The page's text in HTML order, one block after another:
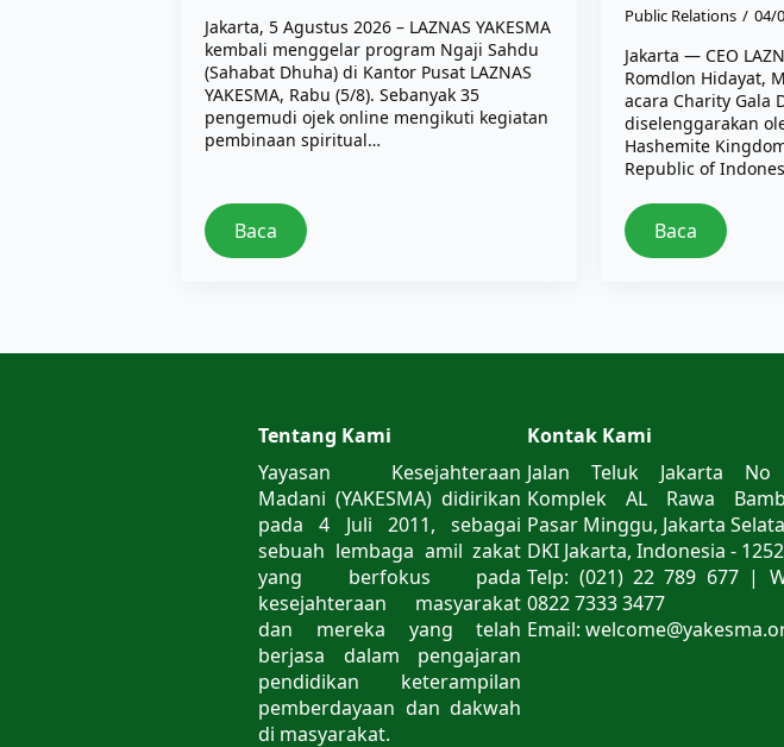
Jakarta, 5 Agustus 2026 – LAZNAS YAKESMA
kembali menggelar program Ngaji Sahdu
(Sahabat Dhuha) di Kantor Pusat LAZNAS
YAKESMA, Rabu (5/8). Sebanyak 35
pengemudi ojek online mengikuti kegiatan
pembinaan spiritual…
Baca
Public Relations 04/
Jakarta — CEO
Romdlon Hidayat,
acara Charity Gala
diselenggarakan
Hashemite
Republic of
Baca
Tentang Kami
Yayasan Kesejahteraan
Madani (YAKESMA) didirikan
pada 4 Juli 2011, sebagai
sebuah lembaga amil zakat
yang berfokus pada
kesejahteraan masyarakat
dan mereka yang telah
berjasa dalam pengajaran
pendidikan keterampilan
pemberdayaan dan dakwah
di masyarakat.
Kontak Kami
Jalan Teluk Jakarta
Komplek AL Rawa
Pasar Minggu, Jakarta
DKI Jakarta, Indonesia -
Telp: (021) 22 789 677 |
0822 7333 3477
Email: